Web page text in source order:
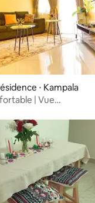
⋅ Kampala
| Vue